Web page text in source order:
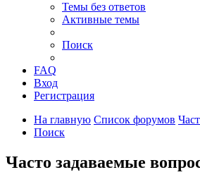
Темы без ответов
Активные темы
Поиск
FAQ
Вход
Регистрация
На главную Список форумов
Поиск
Часто задаваемые